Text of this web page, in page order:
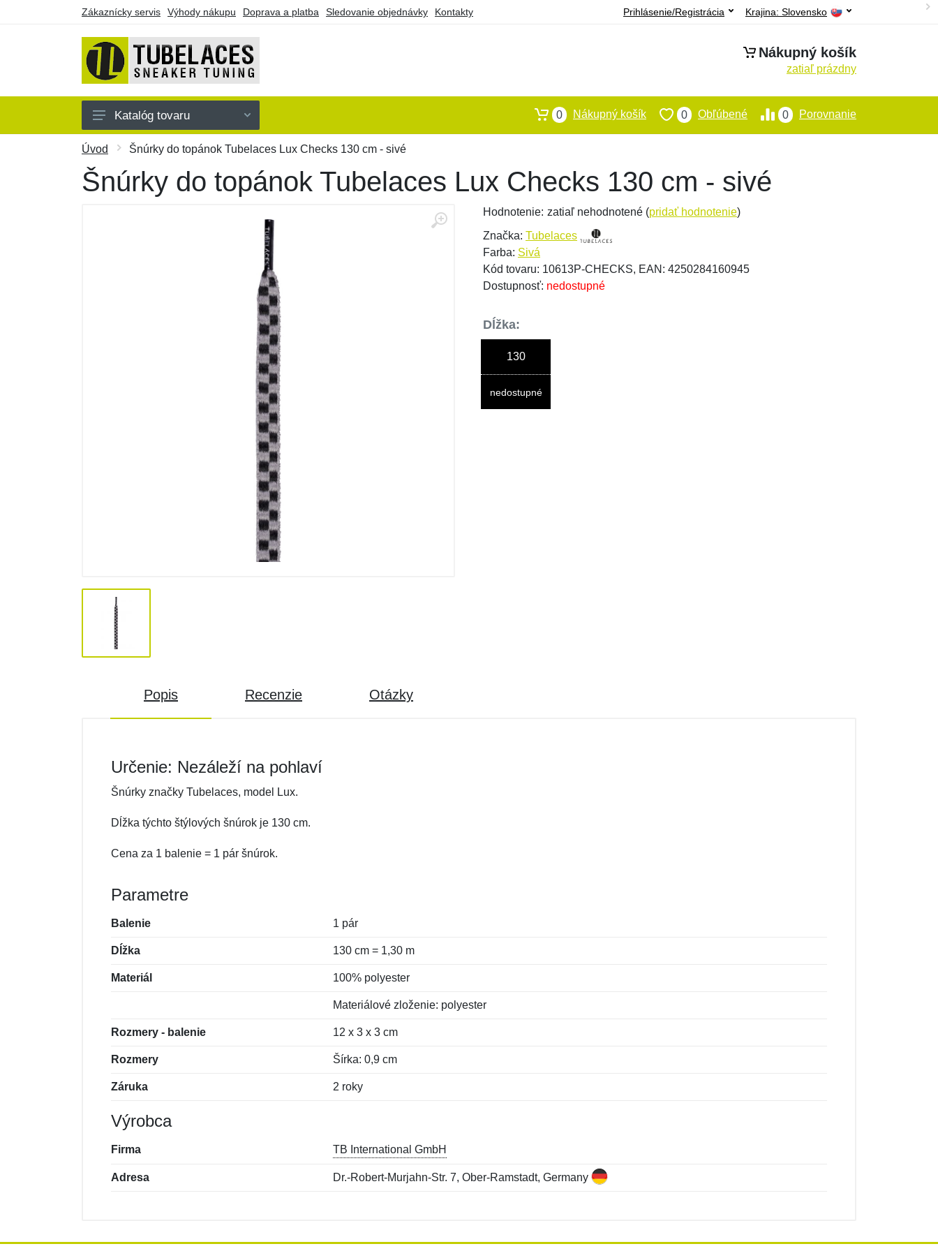
Zákaznícky servis Výhody nákupu Doprava a platba Sledovanie objednávky Kontakty Krajina: Slovensko
Prihlásenie/Registrácia
Nákupný košík
zatiaľ prázdny
Farebné
Jednofarebné
Katalóg tovaru 0 Porovnanie
0 Obľúbené
0 Nákupný košík
Úvod Šnúrky do topánok Tubelaces Lux Checks 130 cm - sivé
Šnúrky do topánok Tubelaces Lux Checks 130 cm - sivé
Hodnotenie: zatiaľ nehodnotené (pridať hodnotenie)
Značka: Tubelaces
Farba: Sivá
Kód tovaru: 10613P-CHECKS, EAN: 4250284160945
Dostupnosť: nedostupné
Dĺžka:
130
nedostupné
Popis Recenzie Otázky
Určenie: Nezáleží na pohlaví
Šnúrky značky Tubelaces, model Lux.
Dĺžka týchto štýlových šnúrok je 130 cm.
Cena za 1 balenie = 1 pár šnúrok.
Parametre
Balenie 1 pár
Dĺžka 130 cm = 1,30 m
Materiál 100% polyester
Materiálové zloženie: polyester
Rozmery - balenie 12 x 3 x 3 cm
Rozmery Šírka: 0,9 cm
Záruka 2 roky
Výrobca
Firma TB International GmbH
Adresa Dr.-Robert-Murjahn-Str. 7, Ober-Ramstadt, Germany